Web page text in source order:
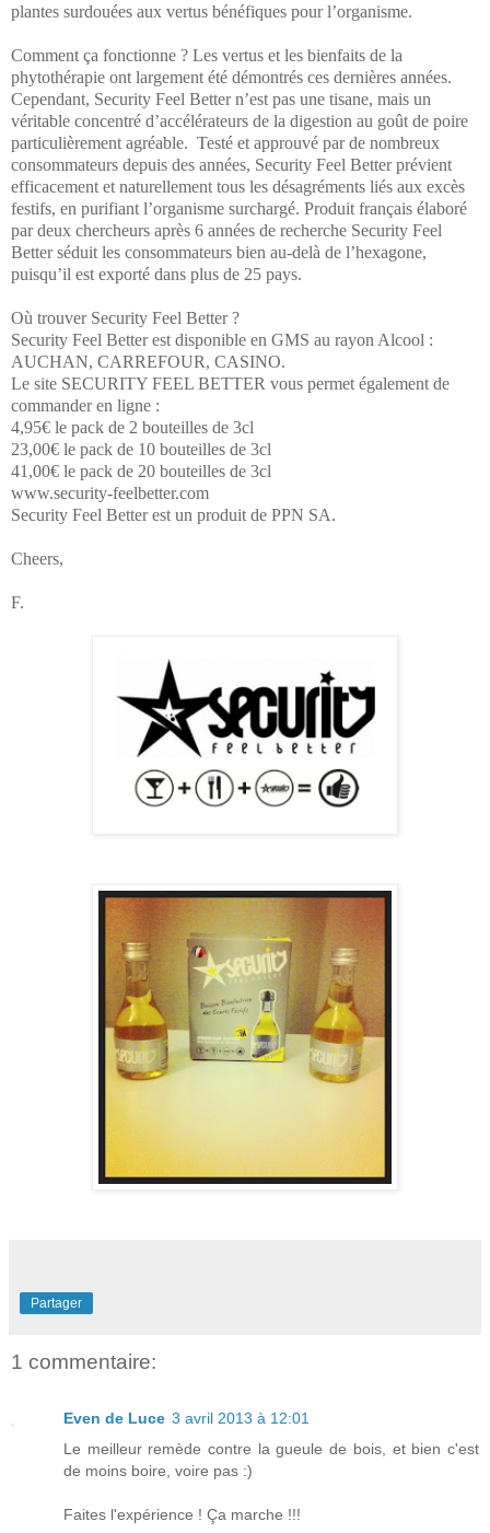
plantes surdouées aux vertus bénéfiques pour l’organisme.
Comment ça fonctionne ? Les vertus et les bienfaits de la
phytothérapie ont largement été démontrés ces dernières années.
Cependant, Security Feel Better n’est pas une tisane, mais un
véritable concentré d’accélérateurs de la digestion au goût de poire
particulièrement agréable. Testé et approuvé par de nombreux
consommateurs depuis des années, Security Feel Betterprévient
efficacement et naturellement tous les désagréments liés aux excès
festifs, en purifiant l’organisme surchargé. Produit français élaboré
par deux chercheurs après 6 années de recherche Security Feel
Better séduit les consommateurs bien au-delà de l’hexagone,
puisqu’il est exporté dans plus de 25 pays.
Où trouver Security Feel Better ?
Security Feel Better est disponible en GMS au rayon Alcool :
AUCHAN, CARREFOUR, CASINO.
Le site SECURITY FEEL BETTER vous permet également de
commander en ligne :
4,95€ le pack de 2 bouteilles de 3cl
23,00€ le pack de 10 bouteilles de 3cl
41,00€ le pack de 20 bouteilles de 3cl
www.security-feelbetter.com
Security Feel Better est un produit de PPN SA.
Cheers,
F.
Partager
1 commentaire:
Even de Luce 3 avril 2013 à 12:01
Le meilleur remède contre la gueule de bois, et bien c'est
de moins boire, voire pas :)
Faites l'expérience ! Ça marche !!!